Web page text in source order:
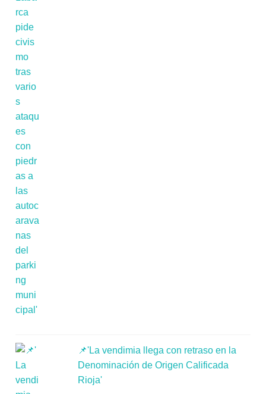
📌'La vendimia llega con retraso en la
Denominación de Origen Calificada
Rioja'